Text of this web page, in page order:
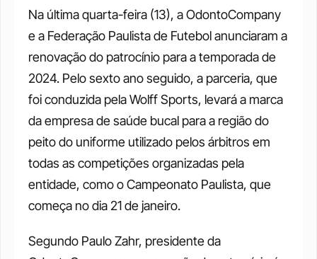
Na última quarta-feira (13), a OdontoCompany
e a Federação Paulista de Futebol anunciaram a
renovação do patrocínio para a temporada de
2024. Pelo sexto ano seguido, a parceria, que
foi conduzida pela Wolff Sports, levará a marca
da empresa de saúde bucal para a região do
peito do uniforme utilizado pelos árbitros em
todas as competições organizadas pela
entidade, como o Campeonato Paulista, que
começa no dia 21 de janeiro.
Segundo Paulo Zahr, presidente da